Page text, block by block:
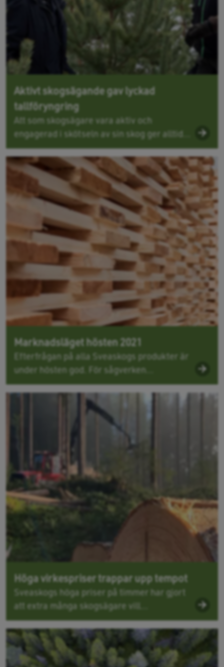
Aktivt skogsägande gav lyckad
tallföryngring
Att som skogsägare vara aktiv och
engagerad i skötseln av sin skog ger alltid...
Marknadsläget hösten 2021
Efterfrågan på alla Sveaskogs produkter är
under hösten god. För sågverken...
Höga virkespriser trappar upp tempot
Sveaskogs höga priser på timmer har gjort
att extra många skogsägare vill...